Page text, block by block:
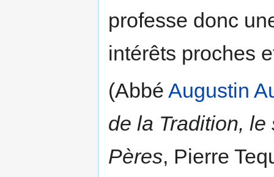
professe donc
intérêts proches
(Abbé Augustin
de la Tradition,
Pères, Pierre